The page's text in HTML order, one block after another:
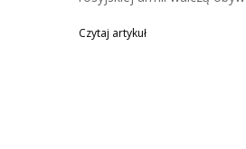
Czytaj artykuł